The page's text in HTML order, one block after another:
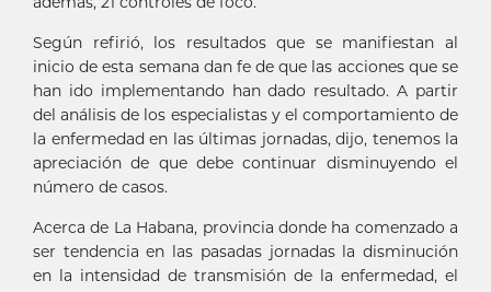
Según refirió, los resultados que se manifiestan al
inicio de esta semana dan fe de que las acciones que se
han ido implementando han dado resultado. A partir
del análisis de los especialistas y el comportamiento de
la enfermedad en las últimas jornadas, dijo, tenemos la
apreciación de que debe continuar disminuyendo el
número de casos.
Acerca de La Habana, provincia donde ha comenzado a
ser tendencia en las pasadas jornadas la disminución
en la intensidad de transmisión de la enfermedad, el